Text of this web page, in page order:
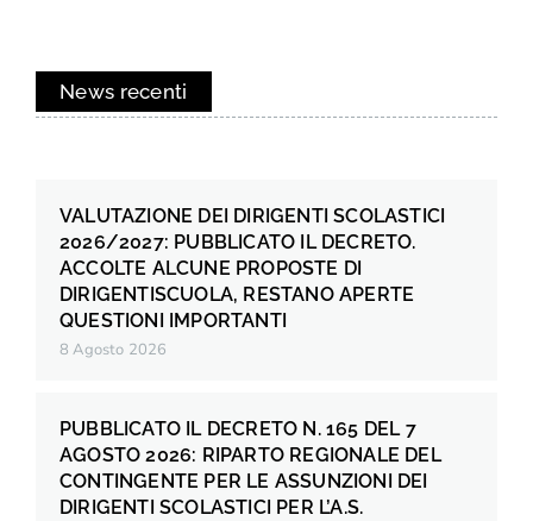
News recenti
VALUTAZIONE DEI DIRIGENTI SCOLASTICI
2026/2027: PUBBLICATO IL DECRETO.
ACCOLTE ALCUNE PROPOSTE DI
DIRIGENTISCUOLA, RESTANO APERTE
QUESTIONI IMPORTANTI
8 Agosto 2026
PUBBLICATO IL DECRETO N. 165 DEL 7
AGOSTO 2026: RIPARTO REGIONALE DEL
CONTINGENTE PER LE ASSUNZIONI DEI
DIRIGENTI SCOLASTICI PER L’A.S.